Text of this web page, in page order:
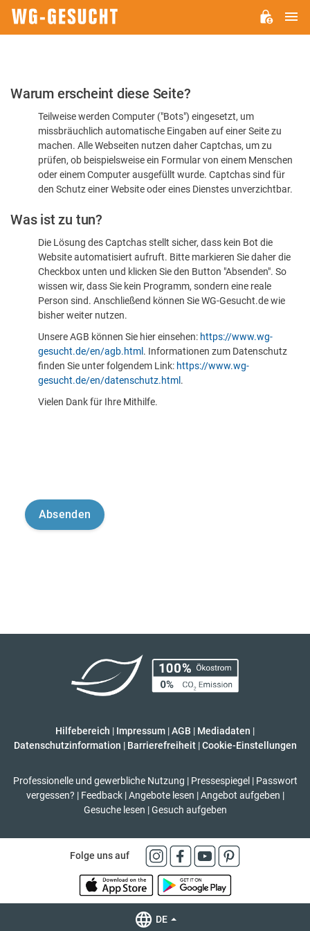
Bitte
dass
sind
Warum erscheint diese Seite?
Teilweise werden Computer ("Bots") eingesetzt, um
missbräuchlich automatische Eingaben auf einer Seite zu
machen. Alle Webseiten nutzen daher Captchas, um zu
prüfen, ob beispielsweise ein Formular von einem Menschen
oder einem Computer ausgefüllt wurde. Captchas sind für
den Schutz einer Website oder eines Dienstes unverzichtbar.
Was ist zu tun?
Die Lösung des Captchas stellt sicher, dass kein Bot die
Website automatisiert aufruft. Bitte markieren Sie daher die
Checkbox unten und klicken Sie den Button "Absenden". So
wissen wir, dass Sie kein Programm, sondern eine reale
Person sind. Anschließend können Sie WG-Gesucht.de wie
bisher weiter nutzen.
Unsere AGB können Sie hier einsehen: https://www.wg-
gesucht.de/en/agb.html . Informationen zum Datenschutz
finden Sie unter folgendem Link: https://www.wg-
gesucht.de/en/datenschutz.html .
Vielen Dank für Ihre Mithilfe.
Hilfebereich | Impressum |AGB | Mediadaten |
Datenschutzinformation | Barrierefreiheit | Cookie-Einstellungen
Professionelle und gewerbliche Nutzung | Pressespiegel | Passwort
vergessen? | Feedback | Angebote lesen | Angebot aufgeben |
Gesuche lesen | Gesuch aufgeben
Folge uns auf
DE